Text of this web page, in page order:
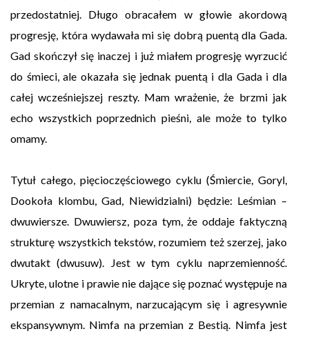
przedostatniej. Długo obracałem w głowie akordową
progresję, która wydawała mi się dobrą puentą dla Gada.
Gad skończył się inaczej i już miałem progresję wyrzucić
do śmieci, ale okazała się jednak puentą i dla Gada i dla
całej wcześniejszej reszty. Mam wrażenie, że brzmi jak
echo wszystkich poprzednich pieśni, ale może to tylko
omamy.
Tytuł całego, pięcioczęściowego cyklu (Śmiercie, Goryl,
Dookoła klombu, Gad, Niewidzialni) będzie: Leśmian –
dwuwiersze. Dwuwiersz, poza tym, że oddaje faktyczną
strukturę wszystkich tekstów, rozumiem też szerzej, jako
dwutakt (dwusuw). Jest w tym cyklu naprzemienność.
Ukryte, ulotne i prawie nie dające się poznać występuje na
przemian z namacalnym, narzucającym się i agresywnie
ekspansywnym. Nimfa na przemian z Bestią. Nimfa jest